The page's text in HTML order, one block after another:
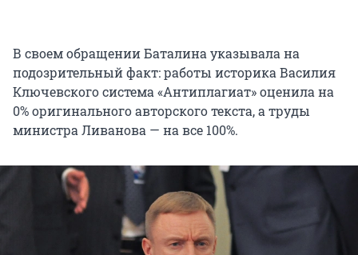
В своем обращении Баталина указывала на
подозрительный факт: работы историка Василия
Ключевского система «Антиплагиат» оценила на
0% оригинального авторского текста, а труды
министра Ливанова — на все 100%.